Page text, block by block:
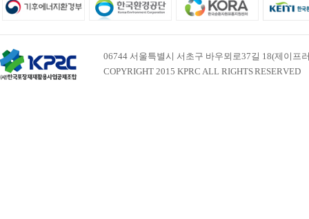
06744 서울특별시 서초구 바우뫼로37길 18(제이프
COPYRIGHT 2015 KPRC ALL RIGHTS RESERVED